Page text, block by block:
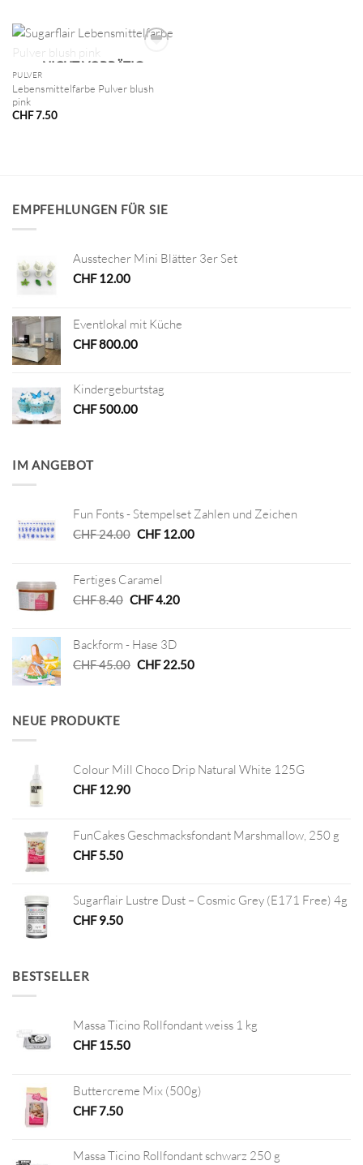
NICHT VORRÄTIG
PULVER
Lebensmittelfarbe Pulver blush
pink
CHF7.50
EMPFEHLUNGEN FÜR SIE
Ausstecher Mini Blätter 3er Set
CHF12.00
Eventlokal mit Küche
CHF800.00
Kindergeburtstag
CHF500.00
IM ANGEBOT
Fun Fonts - Stempelset Zahlen und Zeichen
CHF24.00 Ursprünglicher
CHF 24.00
CHF12.00Aktueller
Fertiges Caramel
CHF8.40 Ursprünglicher
CHF 8.40
CHF4.20Aktueller
Backform - Hase 3D
CHF45.00 Ursprünglicher
CHF22.50Aktueller
NEUE PRODUKTE
Colour Mill Choco Drip Natural White 125G
CHF12.90
FunCakes Geschmacksfondant Marshmallow, 250 g
CHF5.50
Sugarflair Lustre Dust – Cosmic Grey (E171 Free) 4g
CHF9.50
BESTSELLER
Massa Ticino Rollfondant weiss 1 kg
CHF15.50
Buttercreme Mix (500g)
CHF7.50
Massa Ticino Rollfondant schwarz 250 g